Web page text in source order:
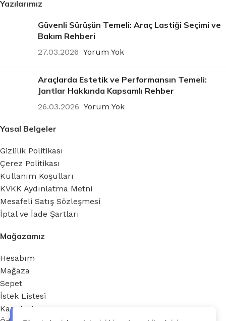
Yazılarımız
Güvenli Sürüşün Temeli: Araç Lastiği Seçimi ve
Bakım Rehberi
27.03.2026 Yorum Yok
Araçlarda Estetik ve Performansın Temeli:
Jantlar Hakkında Kapsamlı Rehber
26.03.2026 Yorum Yok
Yasal Belgeler
Gizlilik Politikası
Çerez Politikası
Kullanım Koşulları
KVKK Aydınlatma Metni
Mesafeli Satış Sözleşmesi
İptal ve İade Şartları
Mağazamız
Hesabım
Mağaza
Sepet
İstek Listesi
Karşılaştır